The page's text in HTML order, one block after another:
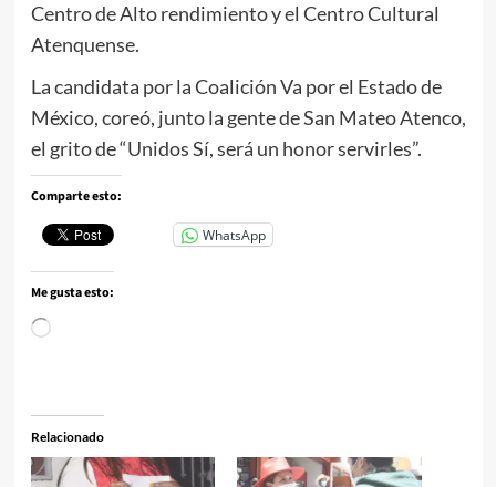
Centro de Alto rendimiento y el Centro Cultural
Atenquense.
La candidata por la Coalición Va por el Estado de
México, coreó, junto la gente de San Mateo Atenco,
el grito de “Unidos Sí, será un honor servirles”.
Comparte esto:
WhatsApp
Me gusta esto:
Cargando...
Relacionado